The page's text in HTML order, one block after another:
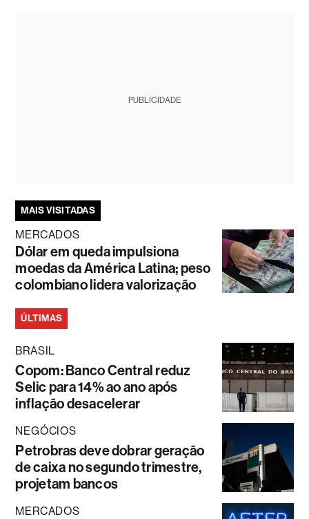
PUBLICIDADE
MAIS VISITADAS
MERCADOS
Dólar em queda impulsiona
moedas da América Latina; peso
colombiano lidera valorização
ÚLTIMAS
BRASIL
Copom: Banco Central reduz
Selic para 14% ao ano após
inflação desacelerar
NEGÓCIOS
Petrobras deve dobrar geração
de caixa no segundo trimestre,
projetam bancos
MERCADOS